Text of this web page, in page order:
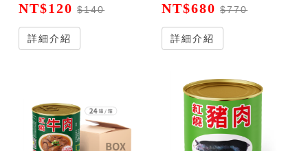
NT$120 $140
詳細介紹
NT$680 $770
詳細介紹